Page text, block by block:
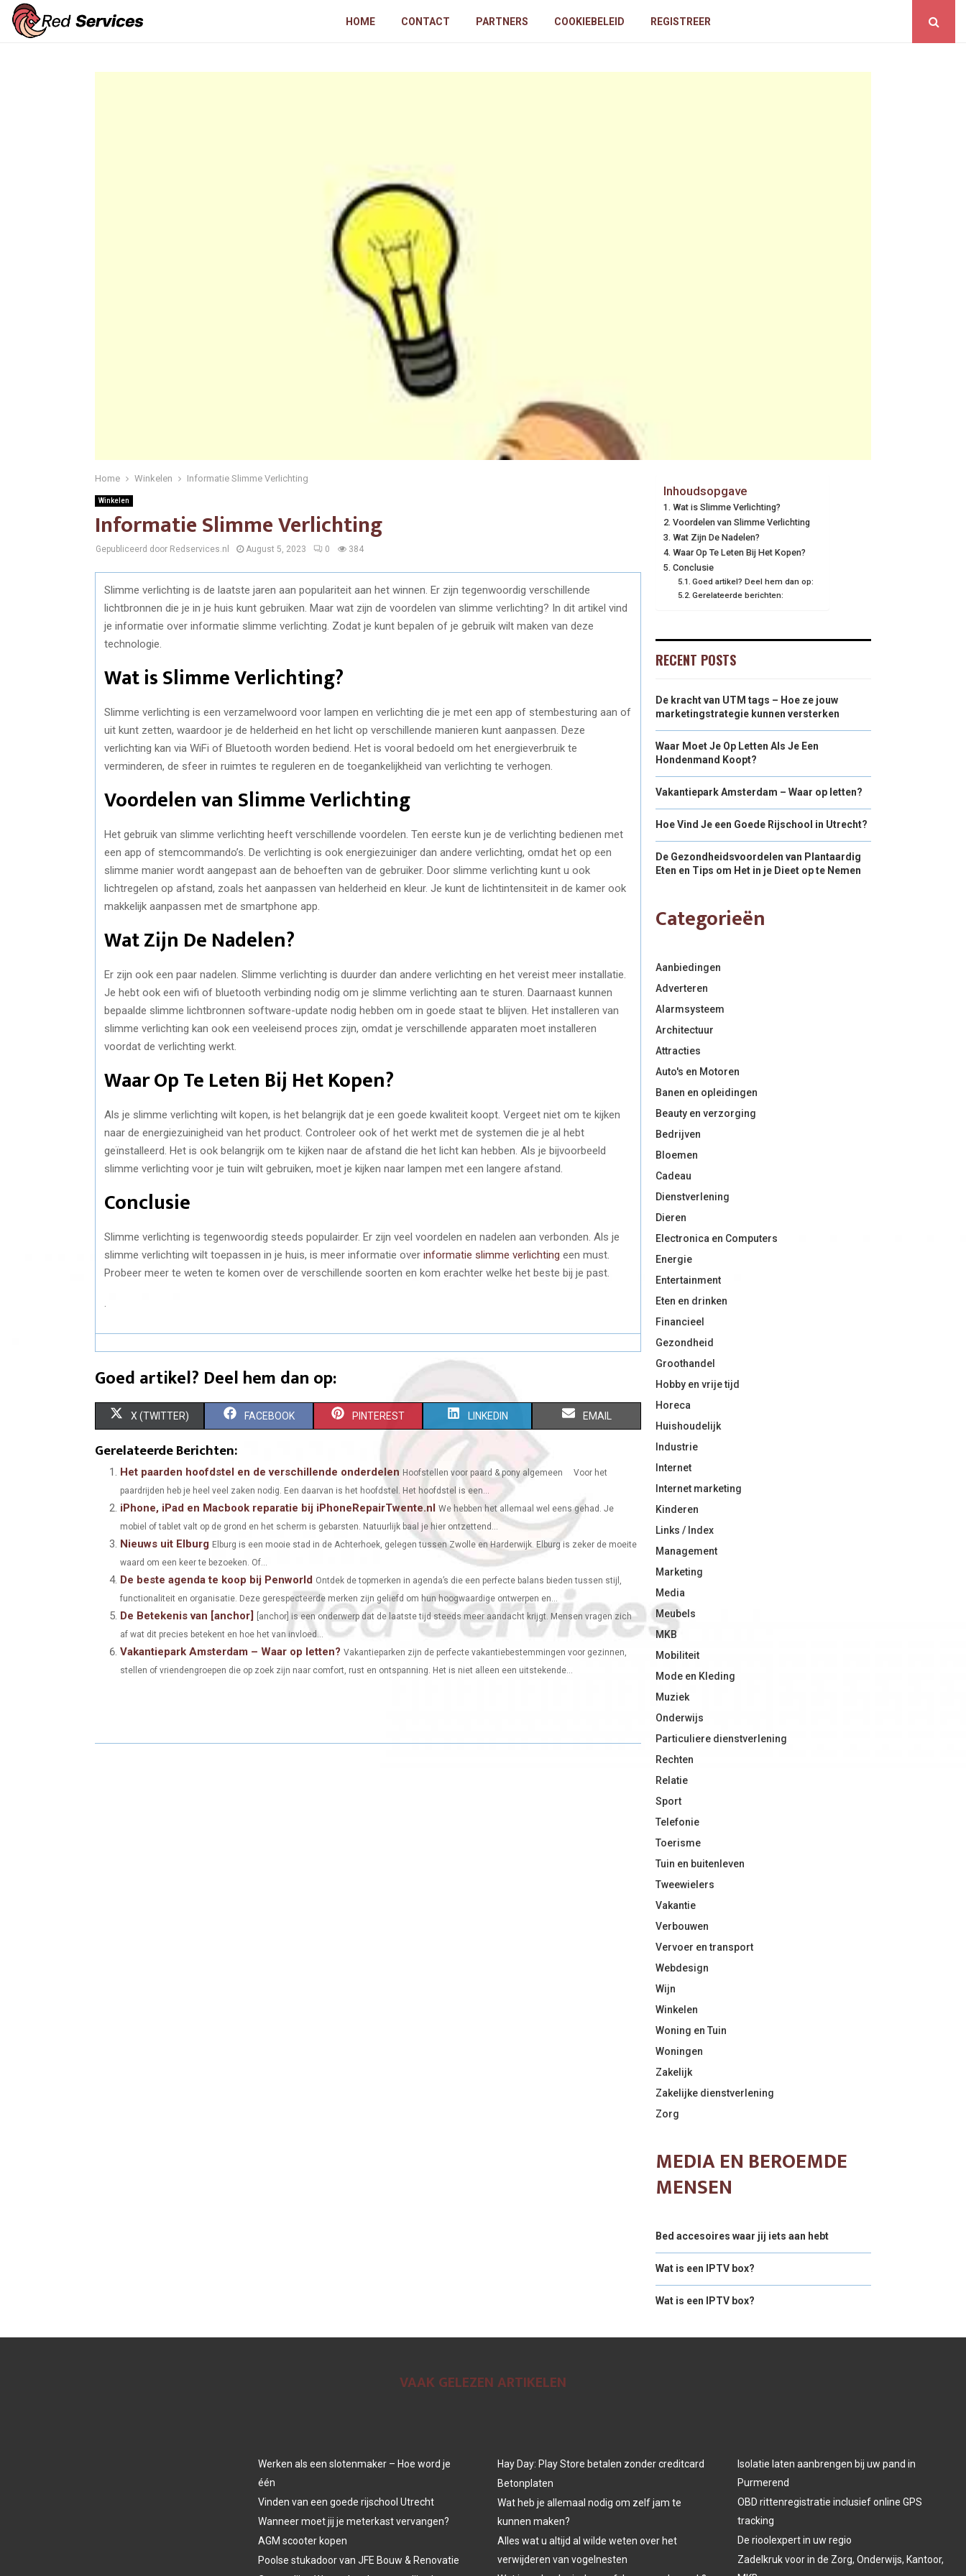
HOME CONTACT PARTNERS COOKIEBELEID REGISTREER
Home Winkelen Informatie Slimme Verlichting
Winkelen
Informatie Slimme Verlichting
Gepubliceerd door Redservices.nl August 5, 2023 0 384
Slimme verlichting is de laatste jaren aan populariteit aan het winnen. Er zijn tegenwoordig verschillende
lichtbronnen die je in je huis kunt gebruiken. Maar wat zijn de voordelen van slimme verlichting? In dit artikel vind
je informatie over informatie slimme verlichting. Zodat je kunt bepalen of je gebruik wilt maken van deze
technologie.
Wat is Slimme Verlichting?
Slimme verlichting is een verzamelwoord voor lampen en verlichting die je met een app of stembesturing aan of
uit kunt zetten, waardoor je de helderheid en het licht op verschillende manieren kunt aanpassen. Deze
verlichting kan via WiFi of Bluetooth worden bediend. Het is vooral bedoeld om het energieverbruik te
verminderen, de sfeer in ruimtes te reguleren en de toegankelijkheid van verlichting te verhogen.
Voordelen van Slimme Verlichting
Het gebruik van slimme verlichting heeft verschillende voordelen. Ten eerste kun je de verlichting bedienen met
een app of stemcommando’s. De verlichting is ook energiezuiniger dan andere verlichting, omdat het op een
slimme manier wordt aangepast aan de behoeften van de gebruiker. Door slimme verlichting kunt u ook
lichtregelen op afstand, zoals het aanpassen van helderheid en kleur. Je kunt de lichtintensiteit in de kamer ook
makkelijk aanpassen met de smartphone app.
Wat Zijn De Nadelen?
Er zijn ook een paar nadelen. Slimme verlichting is duurder dan andere verlichting en het vereist meer installatie.
Je hebt ook een wifi of bluetooth verbinding nodig om je slimme verlichting aan te sturen. Daarnaast kunnen
bepaalde slimme lichtbronnen software-update nodig hebben om in goede staat te blijven. Het installeren van
slimme verlichting kan ook een veeleisend proces zijn, omdat je verschillende apparaten moet installeren
voordat de verlichting werkt.
Waar Op Te Leten Bij Het Kopen?
Als je slimme verlichting wilt kopen, is het belangrijk dat je een goede kwaliteit koopt. Vergeet niet om te kijken
naar de energiezuinigheid van het product. Controleer ook of het werkt met de systemen die je al hebt
geïnstalleerd. Het is ook belangrijk om te kijken naar de afstand die het licht kan hebben. Als je bijvoorbeeld
slimme verlichting voor je tuin wilt gebruiken, moet je kijken naar lampen met een langere afstand.
Conclusie
Slimme verlichting is tegenwoordig steeds populairder. Er zijn veel voordelen en nadelen aan verbonden. Als je
slimme verlichting wilt toepassen in je huis, is meer informatie over informatie slimme verlichting een must.
Probeer meer te weten te komen over de verschillende soorten en kom erachter welke het beste bij je past.
Goed artikel? Deel hem dan op:
S
A
R
O
X (TWITTER) S
R
O
FACEBOOK S
A
R
O
PINTEREST S
H
R
O
LINKEDIN S
O
EMAIL
Gerelateerde Berichten:
Het paarden hoofdstel en de verschillende onderdelen Hoofstellen voor paard & pony algemeen Voor het
paardrijden heb je heel veel zaken nodig. Een daarvan is het hoofdstel. Het hoofdstel is een...
iPhone, iPad en Macbook reparatie bij iPhoneRepairTwente.nl We hebben het allemaal wel eens gehad. Je
mobiel of tablet valt op de grond en het scherm is gebarsten. Natuurlijk baal je hier ontzettend...
Nieuws uit Elburg Elburg is een mooie stad in de Achterhoek, gelegen tussen Zwolle en Harderwijk. Elburg is zeker de moeite
waard om een keer te bezoeken. Of...
De beste agenda te koop bij Penworld Ontdek de topmerken in agenda’s die een perfecte balans bieden tussen stijl,
functionaliteit en organisatie. Deze gerespecteerde merken zijn geliefd om hun hoogwaardige ontwerpen en...
De Betekenis van [anchor]
[anchor] is een onderwerp dat de laatste tijd steeds meer aandacht krijgt. Mensen vragen zich
af wat dit precies betekent en hoe het van invloed...
Vakantiepark Amsterdam – Waar op letten? Vakantieparken zijn de perfecte vakantiebestemmingen voor gezinnen,
stellen of vriendengroepen die op zoek zijn naar comfort, rust en ontspanning. Het is niet alleen een uitstekende...
Inhoudsopgave
Wat is Slimme Verlichting?
Voordelen van Slimme Verlichting
Wat Zijn De Nadelen?
Waar Op Te Leten Bij Het Kopen?
Conclusie
Goed artikel? Deel hem dan op:
Gerelateerde berichten:
RECENT POSTS
De kracht van UTM tags – Hoe ze jouw
marketingstrategie kunnen versterken
Waar Moet Je Op Letten Als Je Een
Hondenmand Koopt?
Vakantiepark Amsterdam – Waar op letten?
Hoe Vind Je een Goede Rijschool in Utrecht?
De Gezondheidsvoordelen van Plantaardig
Eten en Tips om Het in je Dieet op te Nemen
Categorieën
Aanbiedingen
Adverteren
Alarmsysteem
Architectuur
Attracties
Auto's en Motoren
Banen en opleidingen
Beauty en verzorging
Bedrijven
Bloemen
Cadeau
Dienstverlening
Dieren
Electronica en Computers
Energie
Entertainment
Eten en drinken
Financieel
Gezondheid
Groothandel
Hobby en vrije tijd
Horeca
Huishoudelijk
Industrie
Internet
Internet marketing
Kinderen
Links / Index
Management
Marketing
Media
Meubels
MKB
Mobiliteit
Mode en Kleding
Muziek
Onderwijs
Particuliere dienstverlening
Rechten
Relatie
Sport
Telefonie
Toerisme
Tuin en buitenleven
Tweewielers
Vakantie
Verbouwen
Vervoer en transport
Webdesign
Wijn
Winkelen
Woning en Tuin
Woningen
Zakelijk
Zakelijke dienstverlening
Zorg
MEDIA EN BEROEMDE
MENSEN
Bed accesoires waar jij iets aan hebt
Wat is een IPTV box?
Wat is een IPTV box?
VAAK GELEZEN ARTIKELEN
Werken als een slotenmaker – Hoe word je
één
Vinden van een goede rijschool Utrecht
Wanneer moet jij je meterkast vervangen?
AGM scooter kopen
Poolse stukadoor van JFE Bouw & Renovatie
Hay Day: Play Store betalen zonder creditcard
Betonplaten
Wat heb je allemaal nodig om zelf jam te
kunnen maken?
Alles wat u altijd al wilde weten over het
verwijderen van vogelnesten
Isolatie laten aanbrengen bij uw pand in
Purmerend
OBD rittenregistratie inclusief online GPS
tracking
De rioolexpert in uw regio
Zadelkruk voor in de Zorg, Onderwijs, Kantoor,